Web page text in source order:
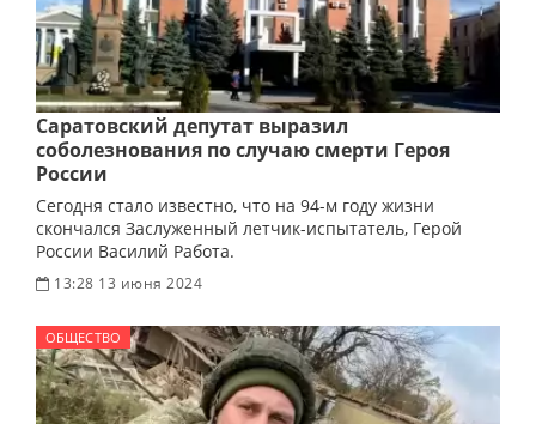
Саратовский депутат выразил
соболезнования по случаю смерти Героя
России
Сегодня стало известно, что на 94-м году жизни
скончался Заслуженный летчик-испытатель, Герой
России Василий Работа.
13:28 13 июня 2024
ОБЩЕСТВО